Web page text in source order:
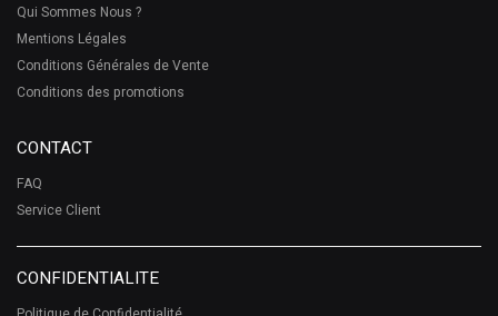
Qui Sommes Nous ?
Mentions Légales
Conditions Générales de Vente
Conditions des promotions
CONTACT
FAQ
Service Client
CONFIDENTIALITE